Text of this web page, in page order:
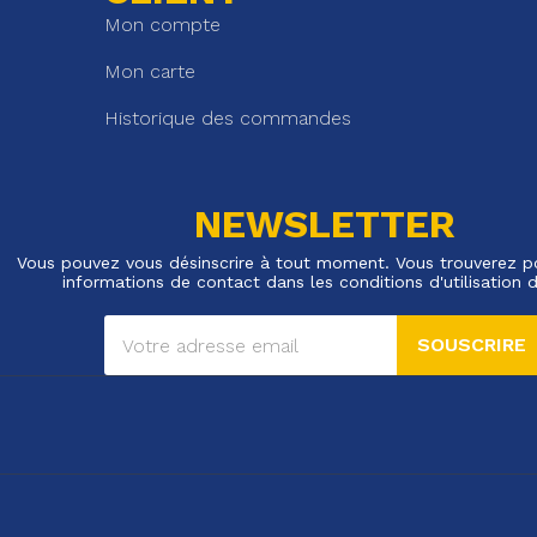
Mon compte
Mon carte
Historique des commandes
NEWSLETTER
Vous pouvez vous désinscrire à tout moment. Vous trouverez
informations de contact dans les conditions d'utilisation
SOUSCRIRE